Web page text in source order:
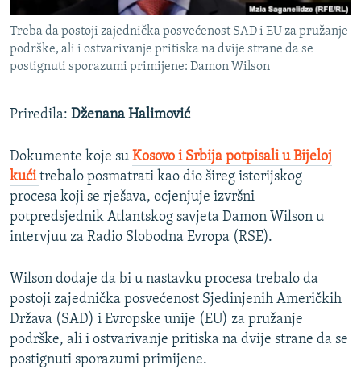
GENOCID U SREBRENICI
POPLAVE I KLIZIŠTA U BIH 2024.
TV LIBERTY
TRI DECENIJE OD RATA U BIH
SVE KARTE DEJTONA
NASTANAK I RASPAD JUGOSLAVIJE
Sve RFE/RL stranice
Treba da postoji zajednička posvećenost SAD i EU za pružanje
podrške, ali i ostvarivanje pritiska na dvije strane da se
postignuti sporazumi primijene: Damon Wilson
Priredila: Dženana Halimović
Dokumente koje su Kosovo i Srbija potpisali u Bijeloj
kući trebalo posmatrati kao dio šireg istorijskog
procesa koji se rješava, ocjenjuje izvršni
potpredsjednik Atlantskog savjeta Damon Wilson u
intervjuu za Radio Slobodna Evropa (RSE).
Wilson dodaje da bi u nastavku procesa trebalo da
postoji zajednička posvećenost Sjedinjenih Američkih
Država (SAD) i Evropske unije (EU) za pružanje
podrške, ali i ostvarivanje pritiska na dvije strane da se
postignuti sporazumi primijene.